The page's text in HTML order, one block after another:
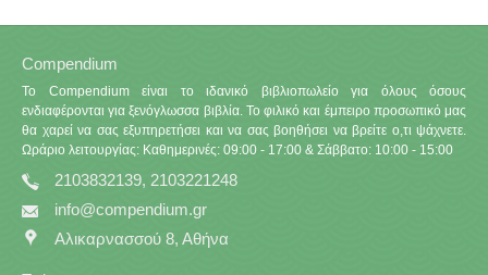
Compendium
Το Compendium είναι το ιδανικό βιβλιοπωλείο για όλους όσους
ενδιαφέρονται για ξενόγλωσσα βιβλία. Το φιλικό και έμπειρο προσωπικό μας
θα χαρεί να σας εξυπηρετήσει και να σας βοηθήσει να βρείτε ο,τι ψάχνετε.
Ωράριο λειτουργίας: Καθημερινές: 09:00 - 17:00 & Σάββατο: 10:00 - 15:00
2103832139, 2103221248
info@compendium.gr
Αλικαρνασσού 8, Αθήνα